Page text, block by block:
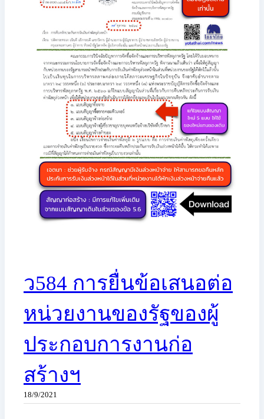
ว584 การยื่นข้อเสนอต่อ
หน่วยงานของรัฐของผู้
ประกอบการงานก่อ
สร้างฯ
18/9/2021